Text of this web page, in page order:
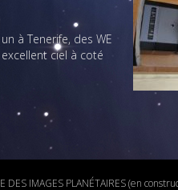
à Tenerife, des WE
ciel à coté
DES IMAGES PLANÉTAIRES (en